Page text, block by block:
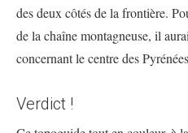
des deux côtés de la frontière.
de la chaîne montagneuse, il
concernant le centre des
Verdict !